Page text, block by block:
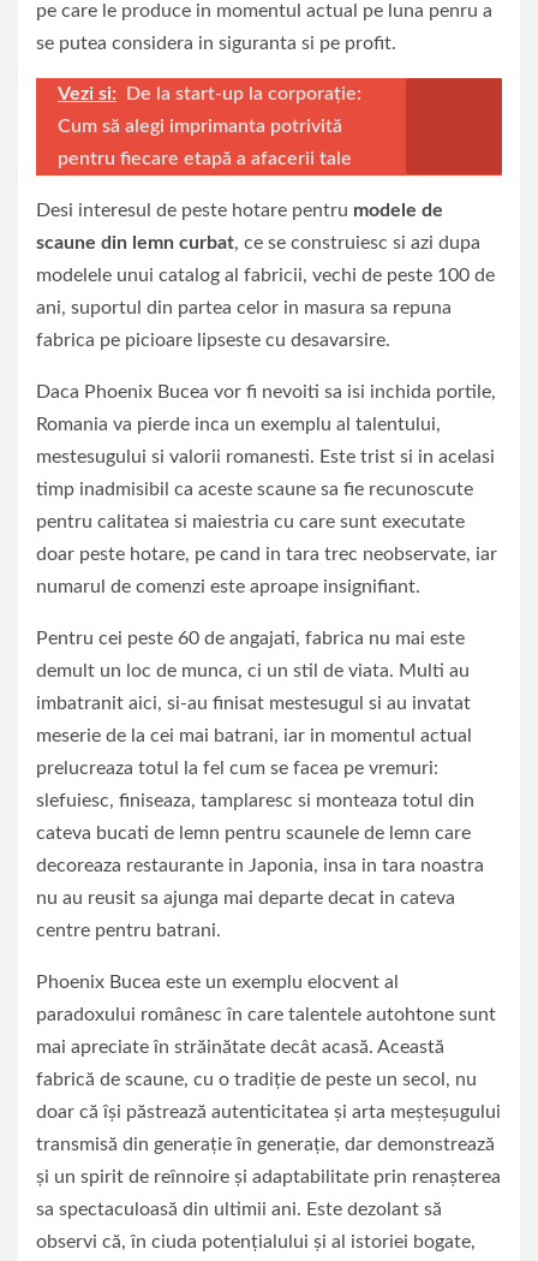
pe care le produce in momentul actual pe luna penru a
se putea considera in siguranta si pe profit.
Vezi si:
De la start-up la corporație:
Cum să alegi imprimanta potrivită
pentru fiecare etapă a afacerii tale
Desi interesul de peste hotare pentru modele de
scaune din lemn curbat, ce se construiesc si azi dupa
modelele unui catalog al fabricii, vechi de peste 100 de
ani, suportul din partea celor in masura sa repuna
fabrica pe picioare lipseste cu desavarsire.
Daca Phoenix Bucea vor fi nevoiti sa isi inchida portile,
Romania va pierde inca un exemplu al talentului,
mestesugului si valorii romanesti. Este trist si in acelasi
timp inadmisibil ca aceste scaune sa fie recunoscute
pentru calitatea si maiestria cu care sunt executate
doar peste hotare, pe cand in tara trec neobservate, iar
numarul de comenzi este aproape insignifiant.
Pentru cei peste 60 de angajati, fabrica nu mai este
demult un loc de munca, ci un stil de viata. Multi au
imbatranit aici, si-au finisat mestesugul si au invatat
meserie de la cei mai batrani, iar in momentul actual
prelucreaza totul la fel cum se facea pe vremuri:
slefuiesc, finiseaza, tamplaresc si monteaza totul din
cateva bucati de lemn pentru scaunele de lemn care
decoreaza restaurante in Japonia, insa in tara noastra
nu au reusit sa ajunga mai departe decat in cateva
centre pentru batrani.
Phoenix Bucea este un exemplu elocvent al
paradoxului românesc în care talentele autohtone sunt
mai apreciate în străinătate decât acasă. Această
fabrică de scaune, cu o tradiție de peste un secol, nu
doar că își păstrează autenticitatea și arta meșteșugului
transmisă din generație în generație, dar demonstrează
și un spirit de reînnoire și adaptabilitate prin renașterea
sa spectaculoasă din ultimii ani. Este dezolant să
observi că, în ciuda potențialului și al istoriei bogate,